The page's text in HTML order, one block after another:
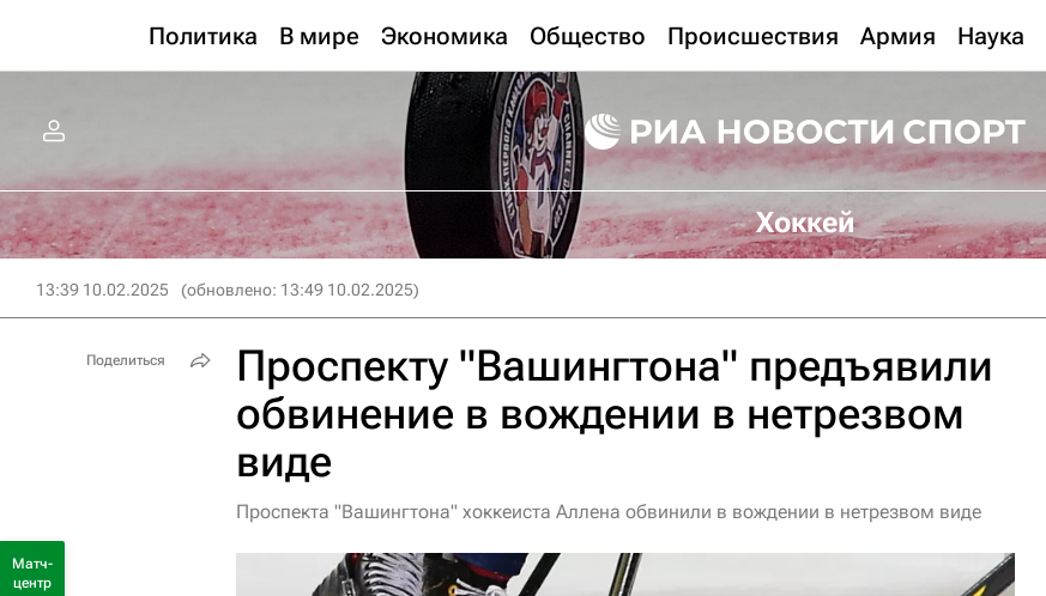
Политика В мире Экономика Общество Происшествия Армия Наука
Хоккей
13:39 10.02.2025 (обновлено: 13:49 10.02.2025)
Проспекту "Вашингтона" предъявили
обвинение в вождении в нетрезвом
виде
Проспекта "Вашингтона" хоккеиста Аллена обвинили в вождении в нетрезвом виде
Поделиться
Матч-
центр